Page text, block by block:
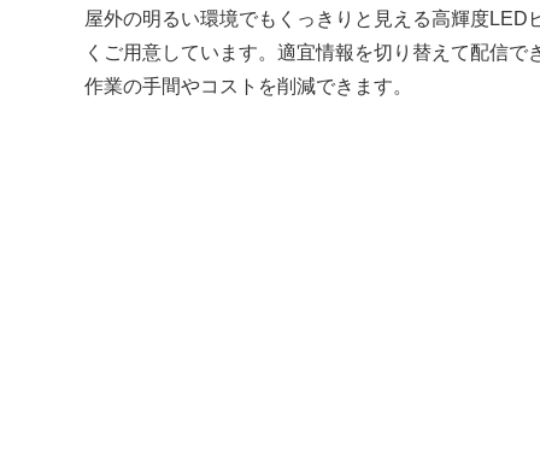
屋外の明るい環境でもくっきりと見える高輝度LED
くご用意しています。適宜情報を切り替えて配信で
作業の手間やコストを削減できます。